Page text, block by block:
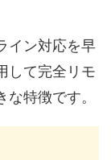
イン対応を早
して完全リモ
特徴です。